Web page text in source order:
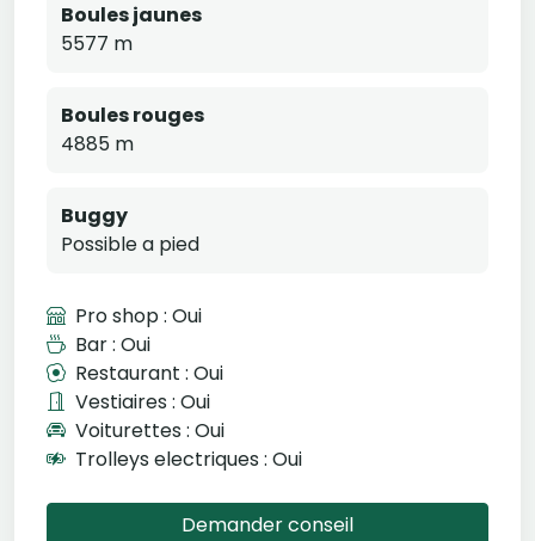
Boules jaunes
5577 m
Boules rouges
4885 m
Buggy
Possible a pied
Pro shop : Oui
Bar : Oui
Restaurant : Oui
Vestiaires : Oui
Voiturettes : Oui
Trolleys electriques : Oui
Demander conseil